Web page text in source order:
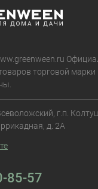
торговой марки
г.п.
д. 2А
85-57